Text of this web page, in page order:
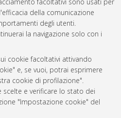
della comunicazione
degli utenti.
la navigazione solo con i
cookie facoltativi attivando
e, se vuoi, potrai esprimere
cookie di profilazione".
e verificare lo stato dei
"Impostazione cookie" del
ilFri Aug 7 20:49:03 2026 CEST